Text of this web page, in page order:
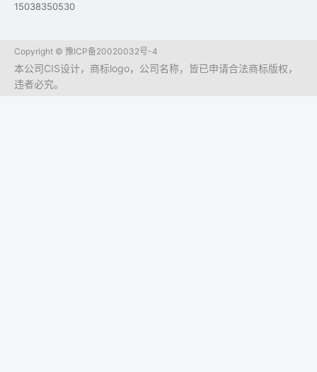
15038350530
Copyright © 豫ICP备20020032号-4
本公司CIS设计，商标logo，公司名称，皆已申请合法商标版权，
违者必究。